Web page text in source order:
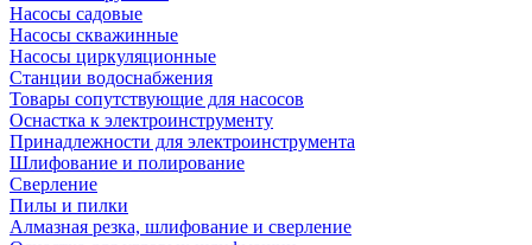
Насосы садовые
Насосы скважинные
Насосы циркуляционные
Станции водоснабжения
Товары сопутствующие для насосов
Оснастка к электроинструменту
Принадлежности для электроинструмента
Шлифование и полирование
Сверление
Пилы и пилки
Алмазная резка, шлифование и сверление